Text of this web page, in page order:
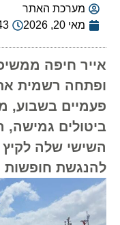
מערכת האתר
מאי 20, 2026
אייר חיפה
ופתחה רשמית
פעמיים בשבוע,
ביטולים
להנגשת חופשות